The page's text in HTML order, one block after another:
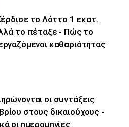
το Λόττο 1 εκατ.
το πέταξε - Πώς το
καθαριότητας
οι συντάξεις
στους δικαιούχους -
οι ημερομηνίες